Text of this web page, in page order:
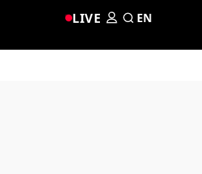
LIVE EN